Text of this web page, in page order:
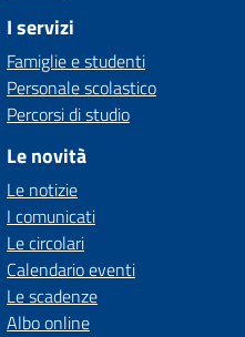
I servizi
Famiglie e studenti
Personale scolastico
Percorsi di studio
Le novità
Le notizie
I comunicati
Le circolari
Calendario eventi
Le scadenze
Albo online